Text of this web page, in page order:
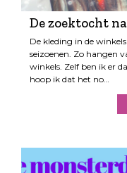
De zoektocht
De kleding in de
seizoenen. Zo hangen
winkels. Zelf ben ik er
hoop ik dat het no…